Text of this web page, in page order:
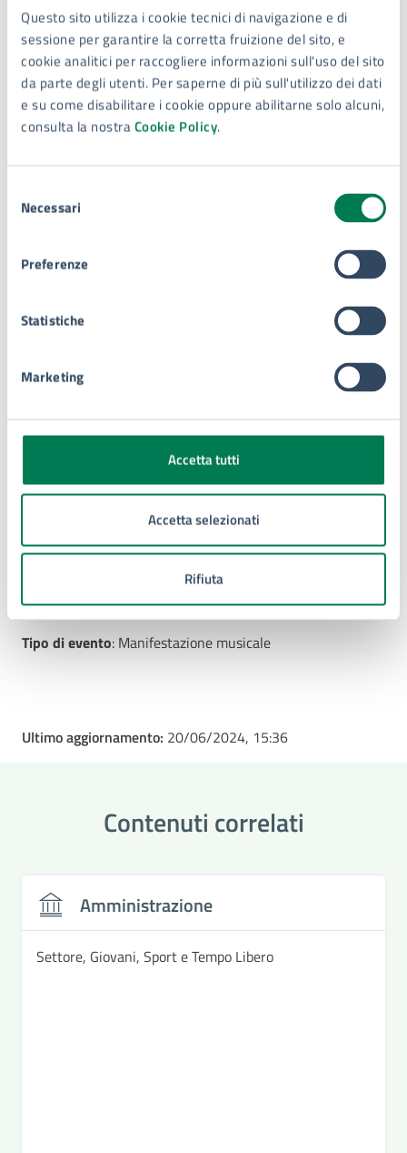
Questo sito utilizza i cookie tecnici di navigazione e di
sessione per garantire la corretta fruizione del sito, e
cookie analitici per raccogliere informazioni sull'uso del sito
da parte degli utenti. Per saperne di più sull'utilizzo dei dati
e su come disabilitare i cookie oppure abilitarne solo alcuni,
consulta la nostraCookie Policy.
delNecessari
Preferenze
Statistiche
Marketing
Accetta tutti
Accetta selezionati
Rifiuta
Settore tutela e valorizzazione beni e attività
culturali, turismo e università
Telefono: 3401712828 - Servizi Turistici
Telefono:
3476931619 - Servizi Culturali e Università
3198624233 - Biblioteca Comunale Via dei SS
E-mail:
politicheculturali@comune.siracusa.legalmail.it
Con il supporto di:
Via Nino Bixio ,1 Siracusa, 96100
Tipo di evento: Manifestazione musicale
Ultimo aggiornamento: 20/06/2024, 15:36
Contenuti correlati
Amministrazione
Settore, Giovani, Sport e Tempo Libero